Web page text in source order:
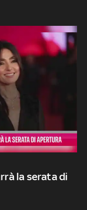
la serata di